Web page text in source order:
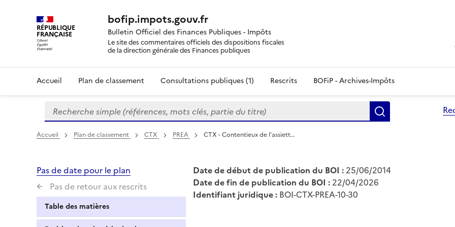
RÉPUBLIQUE
FRANÇAISE
bofip.impots.gouv.fr
Bulletin Officiel des Finances Publiques - Impôts
Le site des commentaires officiels des dispositions fiscales
de la direction générale des Finances publiques
Accueil Plan de classement Consultations publiques (1) Rescrits BOFiP - Archives-Impôts
Formulaire
de
recherche
Recherche simple (références, mots clés, partie du titre)
Accueil Plan de classement CTX PREA CTX - Contentieux de l'assiett…
Pas de date pour le plan
Pas de retour aux rescrits
Table des matières
Date de début de publication du BOI : 25/06/2014
Date de fin de publication du BOI : 22/04/2026
Identifiant juridique : BOI-CTX-PREA-10-30